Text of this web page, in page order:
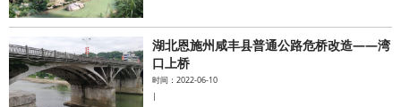
湖北恩施州咸丰县普通公路危桥改造——湾
口上桥
时间：2022-06-10
|